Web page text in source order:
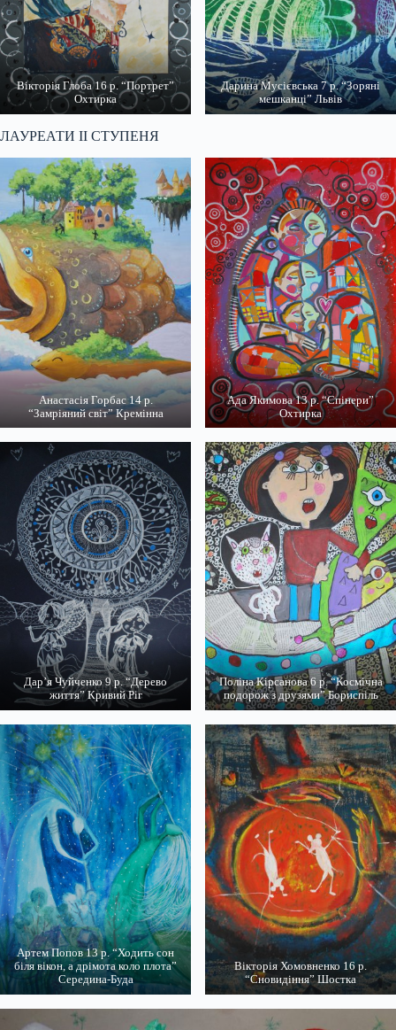
Вікторія Глоба 16 р. “Портрет”
Охтирка
Дарина Мусієвська 7 р. “Зоряні
мешканці” Львів
ЛАУРЕАТИ ІІ СТУПЕНЯ
Анастасія Горбас 14 р.
“Замріяний світ” Кремінна
Ада Якимова 13 р. “Спінери”
Охтирка
Дар’я Чуйченко 9 р. “Дерево
життя” Кривий Ріг
Поліна Кірсанова 6 р. “Космічна
подорож з друзями” Бориспіль
Артем Попов 13 р. “Ходить сон
біля вікон, а дрімота коло плота”
Середина-Буда
Вікторія Хомовненко 16 р.
“Сновидіння” Шостка